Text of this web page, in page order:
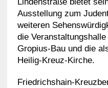
Lindenstraße bietet
Ausstellung zum
weiteren
die
Gropius-Bau und die
Heilig-Kreuz-Kirche.
Friedrichshain-